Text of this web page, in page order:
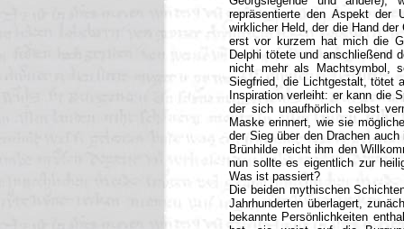
repräsentierte den Aspekt der
wirklicher Held, der die Hand
erst vor kurzem hat mich die
Delphi tötete und anschließend
nicht mehr als Machtsymbol,
Siegfried, die Lichtgestalt, tötet
Inspiration verleiht: er kann die
der sich unaufhörlich selbst
Maske erinnert, wie sie
der Sieg über den Drachen
Brünhilde reicht ihm den
nun sollte es eigentlich zur
Was ist passiert?
Die beiden mythischen
Jahrhunderten überlagert,
bekannte Persönlichkeiten